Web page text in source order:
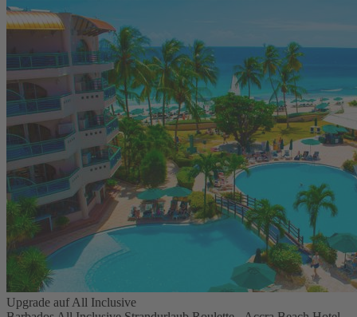
Upgrade auf All Inclusive